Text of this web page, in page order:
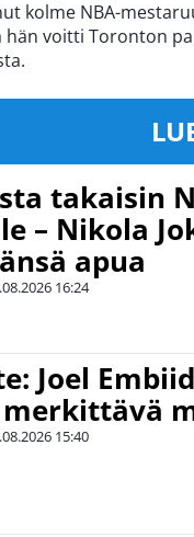
kolme NBA-
hän voitti Toronton
takaisin
– Nikola
apua
16:24
Joel
15:40